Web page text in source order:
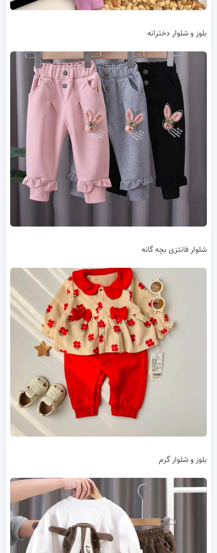
بلوز و شلوار دخترانه
شلوار فانتزی بچه گانه
بلوز و شلوار گرم